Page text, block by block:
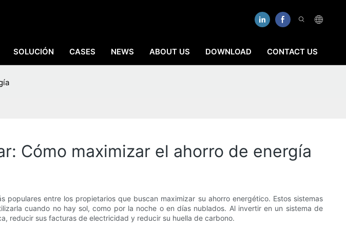
SOLUCIÓN CASES NEWS ABOUT US DOWNLOAD CONTACT US
Cómo maximizar el ahorro de energía
entre los propietarios que buscan maximizar su ahorro energético. Estos sistemas
cuando no hay sol, como por la noche o en días nublados. Al invertir en un sistema de
reducir sus facturas de electricidad y reducir su huella de carbono.